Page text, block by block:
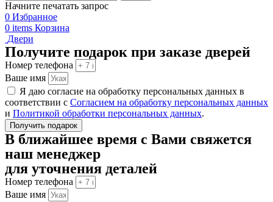
Начните печатать запрос
0 Избранное
0 items Корзина
Двери
Получите подарок при заказе дверей
Номер телефона
Ваше имя
Я даю согласие на обработку персональных данных в
соответствии с Согласием на обработку персональных данных
и Политикой обработки персональных данных.
Получить подарок
В ближайшее время с Вами свяжется
наш менеджер
для уточнения деталей
Номер телефона
Ваше имя